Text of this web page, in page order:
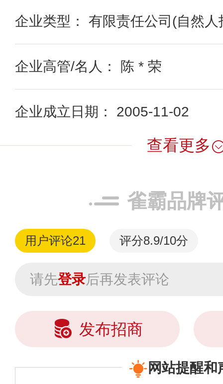
企业类型： 有限责任公司(自然人
企业高管/名人： 陈 * 荣
企业成立日期： 2005-11-02
查看更多
雀霸品牌
用户评论21 评分8.9/10分
请先登录后再发表评论
发布招商
网站提醒和